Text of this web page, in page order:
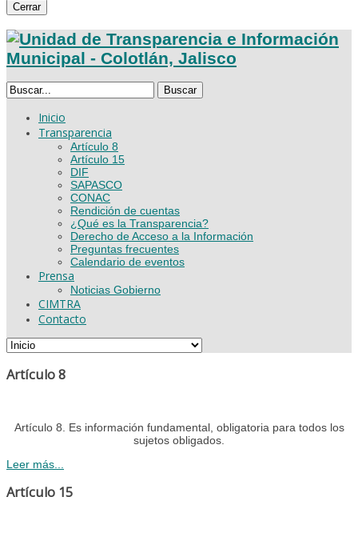
Cerrar
Buscar
Inicio
Transparencia
Artículo 8
Artículo 15
DIF
SAPASCO
CONAC
Rendición de cuentas
¿Qué es la Transparencia?
Derecho de Acceso a la Información
Preguntas frecuentes
Calendario de eventos
Prensa
Noticias Gobierno
CIMTRA
Contacto
Artículo 8
Artículo 8. Es información fundamental, obligatoria para todos los
sujetos obligados.
Leer más...
Artículo 15